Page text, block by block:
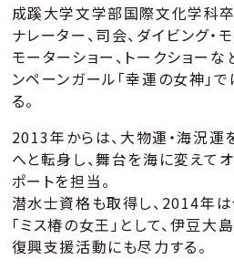
成蹊大学文学部国際文化学科卒
ナレーター、司会、ダイビング・
モーターショー、トークショーな
ンペーンガール「幸運の女神」
る。
2013年からは、大物運・海況運
へと転身し、舞台を海に変えて
ポートを担当。
潜水士資格も取得し、2014年
「ミス椿の女王」として、伊豆
復興支援活動にも尽力する。